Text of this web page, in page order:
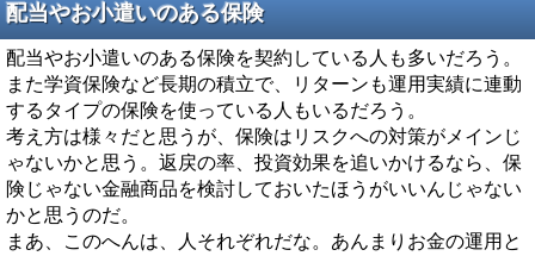
配当やお小遣いのある保険
配当やお小遣いのある保険を契約している人も多いだろう。
また学資保険など長期の積立で、リターンも運用実績に連動
するタイプの保険を使っている人もいるだろう。
考え方は様々だと思うが、保険はリスクへの対策がメインじ
ゃないかと思う。返戻の率、投資効果を追いかけるなら、保
険じゃない金融商品を検討しておいたほうがいいんじゃない
かと思うのだ。
まあ、このへんは、人それぞれだな。あんまりお金の運用と